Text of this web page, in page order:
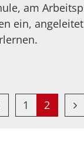
am
ein,
Seite
1 2